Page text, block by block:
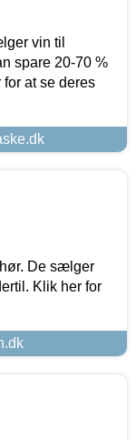
vin til
spare 20-70 %
at se deres
De sælger
Klik her for